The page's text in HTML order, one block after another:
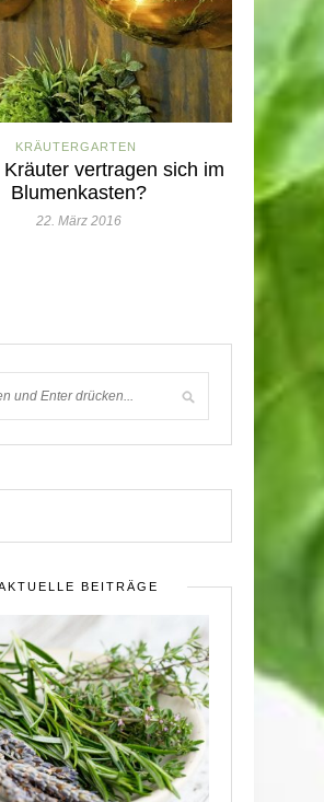
KRÄUTERGARTEN
vertragen sich im
Blumenkasten?
22. März 2016
BEITRÄGE